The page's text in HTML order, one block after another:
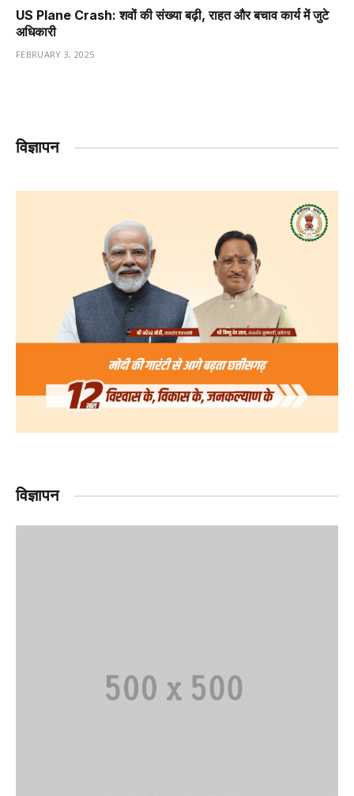
US Plane Crash: शवों की संख्या बढ़ी, राहत और बचाव कार्य में जुटे
अधिकारी
FEBRUARY 3, 2025
विज्ञापन
विज्ञापन